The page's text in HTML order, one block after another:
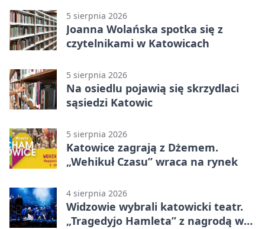
5 sierpnia 2026
Joanna Wolańska spotka się z
czytelnikami w Katowicach
5 sierpnia 2026
Na osiedlu pojawią się skrzydlaci
sąsiedzi Katowic
5 sierpnia 2026
Katowice zagrają z Dżemem.
„Wehikuł Czasu” wraca na rynek
4 sierpnia 2026
Widzowie wybrali katowicki teatr.
„Tragedyjo Hamleta” z nagrodą w